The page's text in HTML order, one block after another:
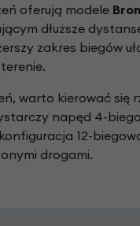
oferują modele
dłuższe
zakres biegów
warto kierować
napęd 4-
12-
drogami.